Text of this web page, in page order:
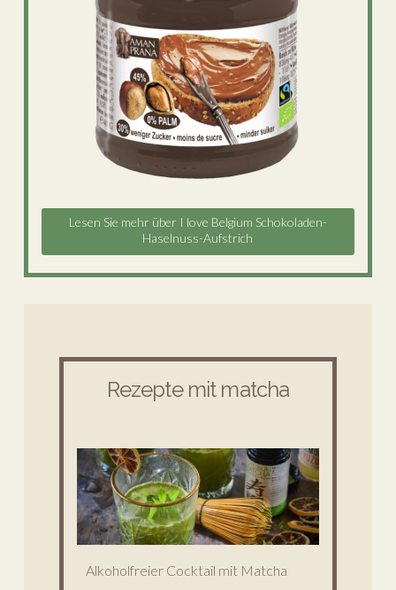
Lesen Sie mehr über I love Belgium Schokoladen-
Haselnuss-Aufstrich
Rezepte mit matcha
Alkoholfreier Cocktail mit Matcha